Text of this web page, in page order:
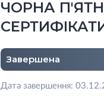
ЧОРНА
Завершена
Дата завершення: